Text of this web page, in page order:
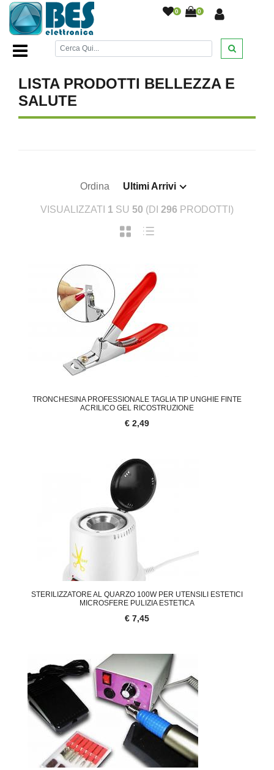
0 0
Home Page/BELLEZZA E SALUTE
LISTA PRODOTTI BELLEZZA E
SALUTE
Ordina Ultimi Arrivi
VISUALIZZATI 1 SU 50 (DI 296 PRODOTTI)
TRONCHESINA PROFESSIONALE TAGLIA TIP UNGHIE FINTE
ACRILICO GEL RICOSTRUZIONE
€ 2,49
STERILIZZATORE AL QUARZO 100W PER UTENSILI ESTETICI
MICROSFERE PULIZIA ESTETICA
€ 7,45